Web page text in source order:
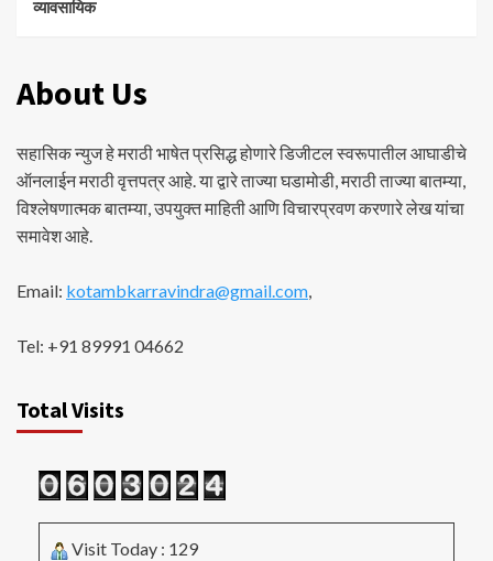
व्यावसायिक
About Us
सहासिक न्युज हे मराठी भाषेत प्रसिद्ध होणारे डिजीटल स्वरूपातील आघाडीचे
ऑनलाईन मराठी वृत्तपत्र आहे. या द्वारे ताज्या घडामोडी, मराठी ताज्या बातम्या,
विश्लेषणात्मक बातम्या, उपयुक्त माहिती आणि विचारप्रवण करणारे लेख यांचा
समावेश आहे.
Email: kotambkarravindra@gmail.com
Tel: +91 89991 04662
Total Visits
Visit Today : 129